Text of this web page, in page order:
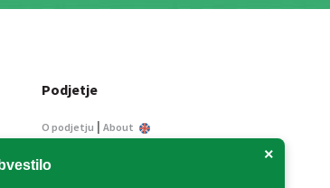
×
Podjetje
O podjetju | About
Informacije javnega